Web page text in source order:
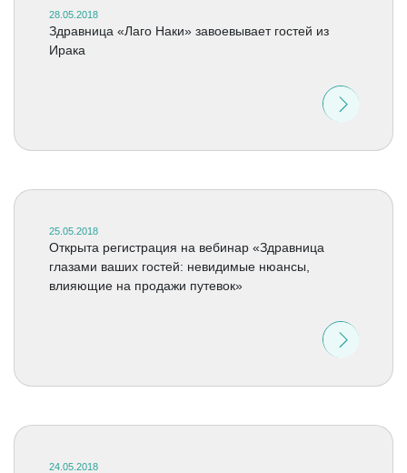
28.05.2018
Здравница «Лаго Наки» завоевывает гостей из
Ирака
25.05.2018
Открыта регистрация на вебинар «Здравница
глазами ваших гостей: невидимые нюансы,
влияющие на продажи путевок»
24.05.2018